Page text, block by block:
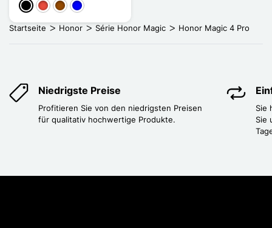
Schwarz
Rot BraunBlau
Startseite Honor Série Honor Magic Honor Magic 4 Pro
Niedrigste Preise
Profitieren Sie von den niedrigsten Preisen
für qualitativ hochwertige Produkte.
Sie
Sie